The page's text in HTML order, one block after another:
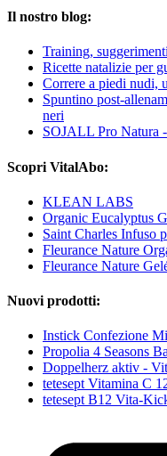
Il nostro blog:
Training,
Ricette natalizie per
Correre a piedi nudi,
Spuntino post-
neri
SOJALL Pro Natura
Scopri VitalAbo:
KLEAN LABS
Organic Eucalyptus
Saint Charles Infuso
Fleurance Nature
Fleurance Nature
Nuovi prodotti:
Instick Confezione
Propolia 4 Seasons
Doppelherz aktiv -
tetesept Vitamina C
tetesept B12 Vita-